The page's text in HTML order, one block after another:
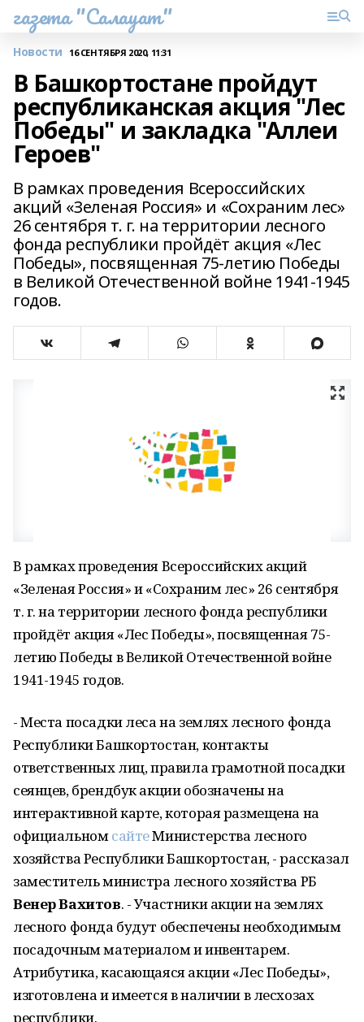
газета "Салауат"
Новости 16 СЕНТЯБРЯ 2020, 11:31
В Башкортостане пройдут
республиканская акция "Лес
Победы" и закладка "Аллеи
Героев"
В рамках проведения Всероссийских
акций «Зеленая Россия» и «Сохраним лес»
26 сентября т. г. на территории лесного
фонда республики пройдёт акция «Лес
Победы», посвященная 75-летию Победы
в Великой Отечественной войне 1941-1945
годов.
В рамках проведения Всероссийских акций
«Зеленая Россия» и «Сохраним лес» 26 сентября
т. г. на территории лесного фонда республики
пройдёт акция «Лес Победы», посвященная 75-
летию Победы в Великой Отечественной войне
1941-1945 годов.
- Места посадки леса на землях лесного фонда
Республики Башкортостан, контакты
ответственных лиц, правила грамотной посадки
сеянцев, брендбук акции обозначены на
интерактивной карте, которая размещена на
официальномсайтеМинистерства лесного
хозяйства Республики Башкортостан, - рассказал
заместитель министра лесного хозяйства РБ
Венер Вахитов. - Участники акции на землях
лесного фонда будут обеспечены необходимым
посадочным материалом и инвентарем.
Атрибутика, касающаяся акции «Лес Победы»,
изготовлена и имеется в наличии в лесхозах
республики.